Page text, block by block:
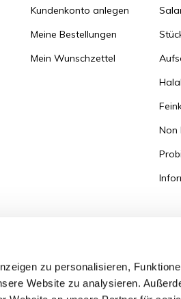
zu personalisieren,
Website zu analysieren.
Kundenkonto anlegen
Meine Bestellungen
Mein Wunschzettel
Non